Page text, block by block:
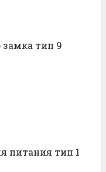
замка тип 9
питания тип 1